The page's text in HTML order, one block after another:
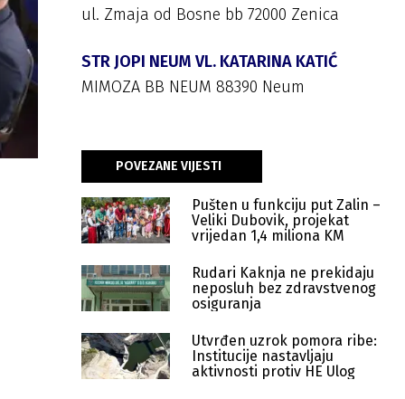
ul. Zmaja od Bosne bb 72000 Zenica
STR JOPI NEUM VL. KATARINA KATIĆ
MIMOZA BB NEUM 88390 Neum
POVEZANE VIJESTI
Pušten u funkciju put Zalin –
Veliki Dubovik, projekat
vrijedan 1,4 miliona KM
Rudari Kaknja ne prekidaju
neposluh bez zdravstvenog
osiguranja
Utvrđen uzrok pomora ribe:
Institucije nastavljaju
aktivnosti protiv HE Ulog